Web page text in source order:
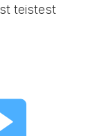
teistest